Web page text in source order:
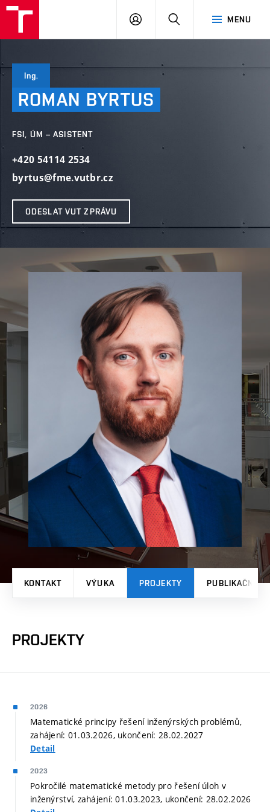
MENU
PŘIHLÁSIT
Ing.
ROMAN BYRTUS
FSI, ÚM – ASISTENT
+420 54114 2534
byrtus@fme.vutbr.cz
ODESLAT VUT ZPRÁVU
KONTAKT VÝUKA PROJEKTY PUBLIKAČNÍ
PROJEKTY
2026
Matematické principy řešení inženýrských problémů,
zahájení: 01.03.2026, ukončení: 28.02.2027
Detail
2023
Pokročilé matematické metody pro řešení úloh v
inženýrství, zahájení: 01.03.2023, ukončení: 28.02.2026